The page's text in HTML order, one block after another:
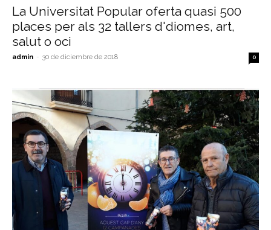
La Universitat Popular oferta quasi 500
places per als 32 tallers d'diomes, art,
salut o oci
admin - 30 de diciembre de 2018 0